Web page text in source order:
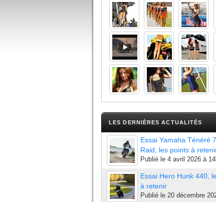
LES DERNIÈRES ACTUALITÉS
Essai Yamaha Ténéré
Raid, les points à
Publié le 4 avril 2026 à
Essai Hero Hunk 440,
à retenir
Publié le 20 décembre